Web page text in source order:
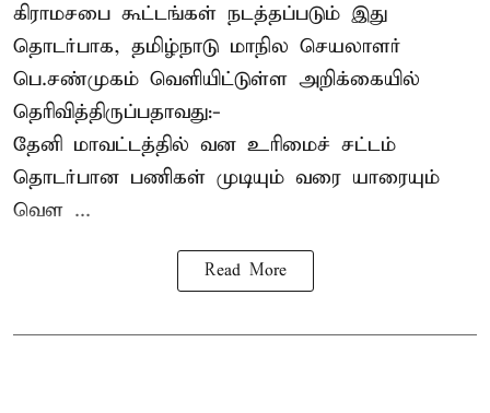
கிராமசபை கூட்டங்கள் நடத்தப்படும் இது
தொடர்பாக, தமிழ்நாடு மாநில செயலாளர்
பெ.சண்முகம் வெளியிட்டுள்ள அறிக்கையில்
தெரிவித்திருப்பதாவது:-
தேனி மாவட்டத்தில் வன உரிமைச் சட்டம்
தொடர்பான பணிகள் முடியும் வரை யாரையும்
வெள ...
Read More